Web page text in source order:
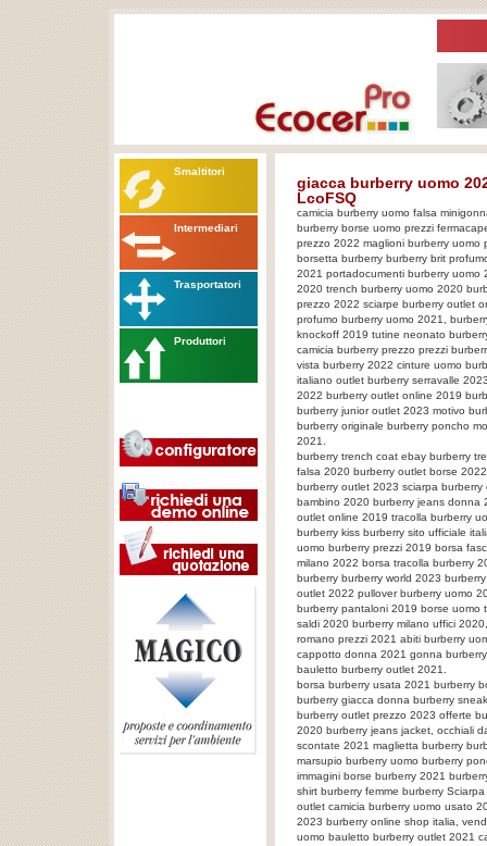
Smaltitori
Intermediari
Trasportatori
Produttori
giacca burberry uomo
LcoFSQ
camicia burberry uomo falsa
burberry borse uomo prezzi
prezzo 2022 maglioni burberry uomo
borsetta burberry burberry brit
2021 portadocumenti burberry uomo
2020 trench burberry uomo 2020
prezzo 2022 sciarpe burberry outlet
profumo burberry uomo 2021,
knockoff 2019 tutine neonato
camicia burberry prezzo prezzi
vista burberry 2022 cinture uomo
italiano outlet burberry serravalle
2022 burberry outlet online 2019
burberry junior outlet 2023 motivo
burberry originale burberry poncho
2021.
burberry trench coat ebay burberry
falsa 2020 burberry outlet borse
burberry outlet 2023 sciarpa
bambino 2020 burberry jeans donna
outlet online 2019 tracolla burberry
burberry kiss burberry sito ufficiale
uomo burberry prezzi 2019 borsa
milano 2022 borsa tracolla burberry
burberry burberry world 2023
outlet 2022 pullover burberry uomo
burberry pantaloni 2019 borse uomo
saldi 2020 burberry milano uffici
romano prezzi 2021 abiti burberry
cappotto donna 2021 gonna
bauletto burberry outlet 2021.
borsa burberry usata 2021 burberry
burberry giacca donna burberry
burberry outlet prezzo 2023 offerte
2020 burberry jeans jacket, occhiali
scontate 2021 maglietta burberry
marsupio burberry uomo burberry
immagini borse burberry 2021
shirt burberry femme burberry
outlet camicia burberry uomo usato
2023 burberry online shop italia,
uomo bauletto burberry outlet 2021